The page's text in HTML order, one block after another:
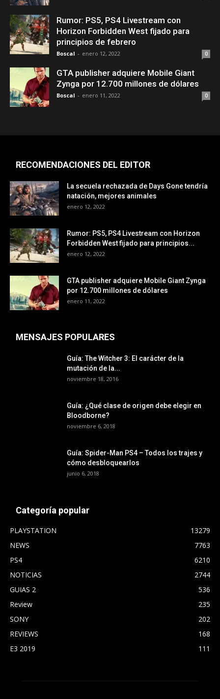
Rumor: PS5, PS4 Livestream con
Horizon Forbidden West fijado para
principios de febrero
Boscal - enero 12, 2022 0
GTA publisher adquiere Mobile Giant
Zynga por 12.700 millones de dólares
Boscal - enero 11, 2022 0
RECOMENDACIONES DEL EDITOR
La secuela rechazada de Days Gone tendría
natación, mejores animales
enero 12, 2022
Rumor: PS5, PS4 Livestream con Horizon
Forbidden West fijado para principios...
enero 12, 2022
GTA publisher adquiere Mobile Giant Zynga
por 12.700 millones de dólares
enero 11, 2022
MENSAJES POPULARES
Guía: The Witcher 3: El carácter de la
mutación de la...
noviembre 18, 2016
Guía: ¿Qué clase de origen debe elegir en
Bloodborne?
noviembre 6, 2018
Guía: Spider-Man PS4 – Todos los trajes y
cómo desbloquearlos
junio 6, 2018
Categoría popular
PLAYSTATION
13279
NEWS
7763
PS4
6210
NOTICIAS
2744
GUIAS 2
536
Review
235
SONY
202
REVIEWS
168
E3 2019
111